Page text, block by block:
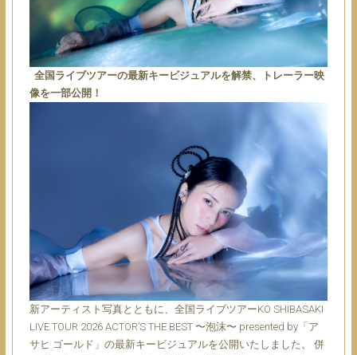
全国ライブツアーの最新キービジュアルを解禁、トレーラー映
像を一部公開！
新アーティスト写真とともに、全国ライブツアーKO SHIBASAKI
LIVE TOUR 2026 ACTOR’S THE BEST 〜泡沫〜 presented by「ア
サヒ ゴールド」の最新キービジュアルを公開いたしました。 併